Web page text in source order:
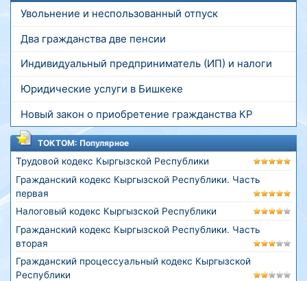
Увольнение и неспользованный отпуск
Два гражданства две пенсии
Индивидуальный предприниматель (ИП) и налоги
Юридические услуги в Бишкеке
Новый закон о приобретение гражданства КР
ТОКТОМ: Популярное
Трудовой кодекс Кыргызской Республики
Гражданский кодекс Кыргызской Республики. Часть
первая
Налоговый кодекс Кыргызской Республики
Гражданский кодекс Кыргызской Республики. Часть
вторая
Гражданский процессуальный кодекс Кыргызской
Республики